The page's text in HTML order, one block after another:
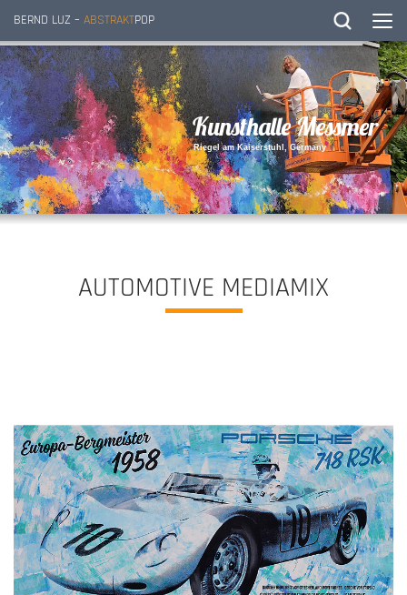
BERND LUZ – ABSTRAKTPOP
KunsthalleMessmer
Riegel am Kaiserstuh , Germany
AUTOMOTIVE MEDIAMIX